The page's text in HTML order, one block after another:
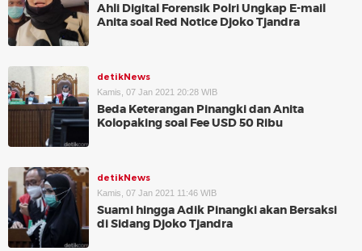
Ahli Digital Forensik Polri Ungkap E-mail
Anita soal Red Notice Djoko Tjandra
detikNews
Kamis, 07 Jan 2021 20:28 WIB
Beda Keterangan Pinangki dan Anita
Kolopaking soal Fee USD 50 Ribu
detikNews
Kamis, 07 Jan 2021 11:46 WIB
Suami hingga Adik Pinangki akan Bersaksi
di Sidang Djoko Tjandra